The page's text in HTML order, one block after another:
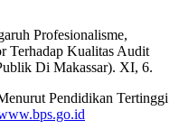
Profesionalisme,
Terhadap Kualitas Audit
Di Makassar). XI, 6.
Pendidikan Tertinggi